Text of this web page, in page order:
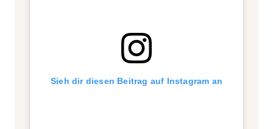
Sieh dir diesen Beitrag auf Instagram an